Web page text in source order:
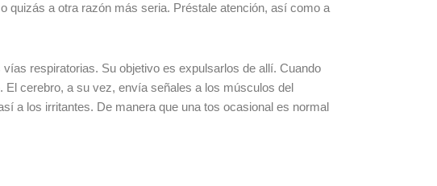
quizás a otra razón más seria. Préstale atención, así como a
respiratorias. Su objetivo es expulsarlos de allí. Cuando
cerebro, a su vez, envía señales a los músculos del
a los irritantes. De manera que una tos ocasional es normal